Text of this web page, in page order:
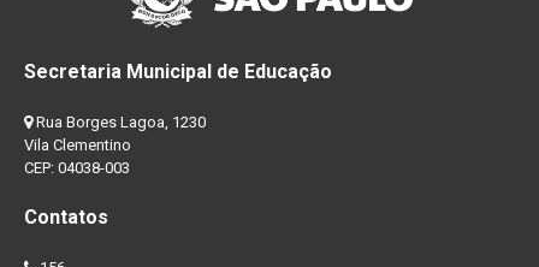
Secretaria Municipal de Educação
Rua Borges Lagoa, 1230
Vila Clementino
CEP: 04038-003
Contatos